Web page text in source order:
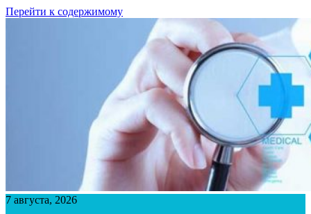
Перейти к содержимому
7 августа, 2026